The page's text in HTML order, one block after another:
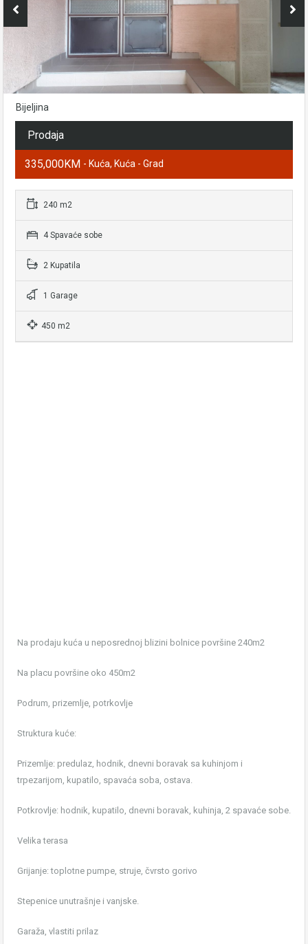
Bijeljina
Prodaja
335,000KM - Kuća, Kuća - Grad
240 m2
4 Spavaće sobe
2 Kupatila
1 Garage
450 m2
Na prodaju kuća u neposrednoj blizini bolnice površine 240m2
Na placu površine oko 450m2
Podrum, prizemlje, potrkovlje
Struktura kuće:
Prizemlje: predulaz, hodnik, dnevni boravak sa kuhinjom i
trpezarijom, kupatilo, spavaća soba, ostava.
Potkrovlje: hodnik, kupatilo, dnevni boravak, kuhinja, 2 spavaće sobe.
Velika terasa
Grijanje: toplotne pumpe, struje, čvrsto gorivo
Stepenice unutrašnje i vanjske.
Garaža, vlastiti prilaz